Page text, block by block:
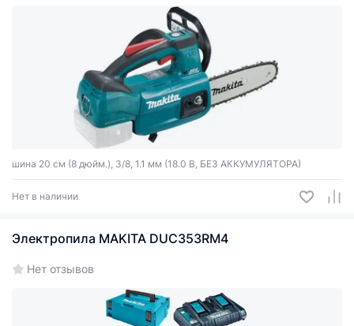
шина 20 см (8 дюйм.), 3/8, 1.1 мм (18.0 В, БЕЗ АККУМУЛЯТОРА)
Нет в наличии
Электропила MAKITA DUC353RM4
Нет отзывов